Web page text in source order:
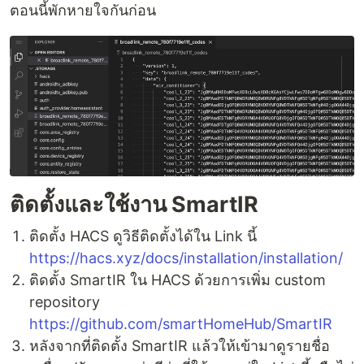
ตอนนี้พักหายใจกันก่อน
ติดตั้งและใช้งาน SmartIR
ติดตั้ง HACS ดูวิธีติดตั้งได้ใน Link นี้
https://hacs.xyz/docs/installation/installation/
ติดตั้ง SmartIR ใน HACS ด้วยการเพิ่ม custom
repository
https://github.com/smartHomeHub/SmartIR
หลังจากที่ติดตั้ง SmartIR แล้วให้เข้ามาดูรายชื่อ